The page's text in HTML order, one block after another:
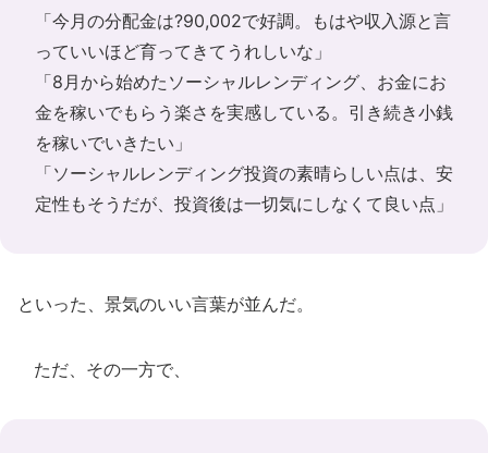
「今月の分配金は?90,002で好調。もはや収入源と言
っていいほど育ってきてうれしいな」
「8月から始めたソーシャルレンディング、お金にお
金を稼いでもらう楽さを実感している。引き続き小銭
を稼いでいきたい」
「ソーシャルレンディング投資の素晴らしい点は、安
定性もそうだが、投資後は一切気にしなくて良い点」
といった、景気のいい言葉が並んだ。
ただ、その一方で、